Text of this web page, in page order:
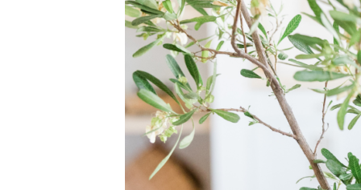
キ
ッ
プ